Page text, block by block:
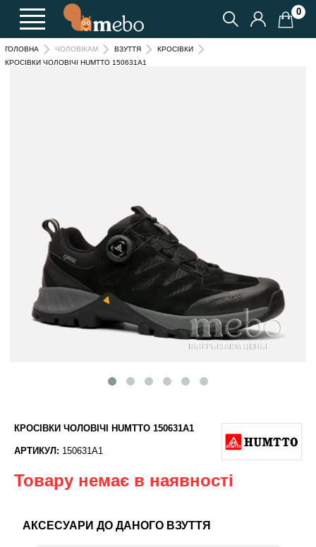
0
ГОЛОВНА ЧОЛОВІКАМ ВЗУТТЯ
КРОСІВКИ
КРОСІВКИ ЧОЛОВІЧІ HUMTTO 150631A1
КРОСІВКИ ЧОЛОВІЧІ HUMTTO 150631A1
АРТИКУЛ: 150631A1
Товару немає в наявності
АКСЕСУАРИ ДО ДАНОГО ВЗУТТЯ